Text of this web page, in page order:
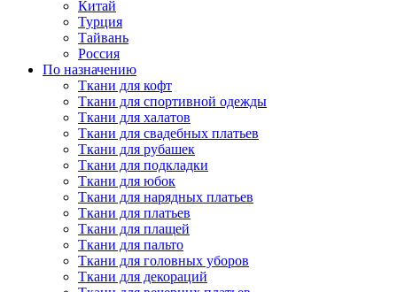
Китай
Турция
Тайвань
Россия
По назначению
Ткани для кофт
Ткани для спортивной одежды
Ткани для халатов
Ткани для свадебных платьев
Ткани для рубашек
Ткани для подкладки
Ткани для юбок
Ткани для нарядных платьев
Ткани для платьев
Ткани для плащей
Ткани для пальто
Ткани для головных уборов
Ткани для декораций